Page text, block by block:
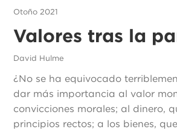
Otoño 2021
Valores tras la
David Hulme
¿No se ha equivocado
dar más importancia al valor
convicciones morales; al dinero,
principios rectos; a los bienes,